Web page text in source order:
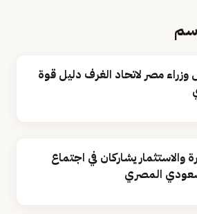
مصر لاتحاد الغرف دليل قوة
والاستثمار يشاركان في اجتماع
المصري